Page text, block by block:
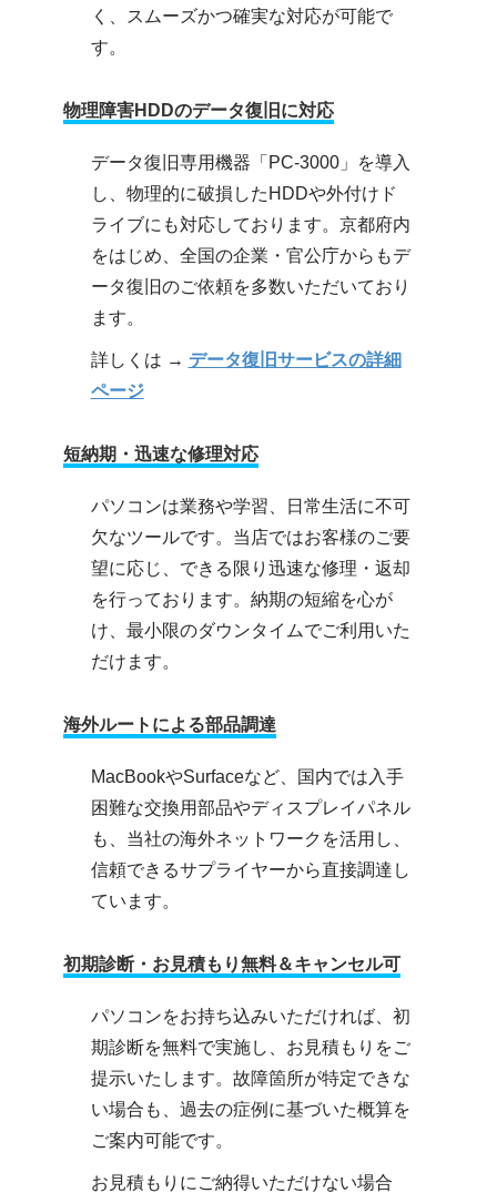
く、スムーズかつ確実な対応が可能で
す。
物理障害HDDのデータ復旧に対応
データ復旧専用機器「PC-3000」を導入
し、物理的に破損したHDDや外付けド
ライブにも対応しております。京都府内
をはじめ、全国の企業・官公庁からもデ
ータ復旧のご依頼を多数いただいており
ます。
詳しくは → データ復旧サービスの詳細
ページ
短納期・迅速な修理対応
パソコンは業務や学習、日常生活に不可
欠なツールです。当店ではお客様のご要
望に応じ、できる限り迅速な修理・返却
を行っております。納期の短縮を心が
け、最小限のダウンタイムでご利用いた
だけます。
海外ルートによる部品調達
MacBookやSurfaceなど、国内では入手
困難な交換用部品やディスプレイパネル
も、当社の海外ネットワークを活用し、
信頼できるサプライヤーから直接調達し
ています。
初期診断・お見積もり無料＆キャンセル可
パソコンをお持ち込みいただければ、初
期診断を無料で実施し、お見積もりをご
提示いたします。故障箇所が特定できな
い場合も、過去の症例に基づいた概算を
ご案内可能です。
お見積もりにご納得いただけない場合